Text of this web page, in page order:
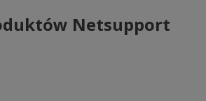
Netsupport